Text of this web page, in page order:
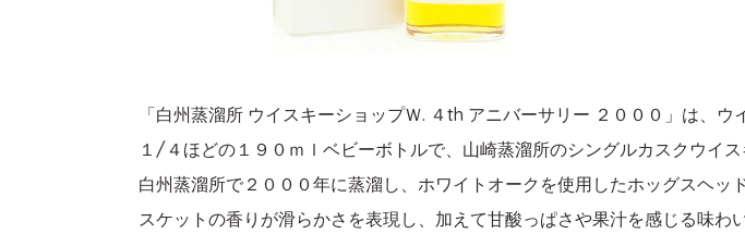
「白州蒸溜所 ウイスキーショップＷ. ４th アニバーサリー ２０００」は、
１/４ほどの１９０ｍｌベビーボトルで、山崎蒸溜所のシングルカスクウイ
白州蒸溜所で２０００年に蒸溜し、ホワイトオークを使用したホッグスヘ
スケットの香りが滑らかさを表現し、加えて甘酸っぱさや果汁を感じる味わ